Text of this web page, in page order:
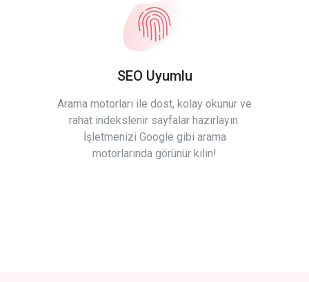
SEO Uyumlu
Arama motorları ile dost, kolay okunur ve
rahat indekslenir sayfalar hazırlayın.
İşletmenizi Google gibi arama
motorlarında görünür kılın!